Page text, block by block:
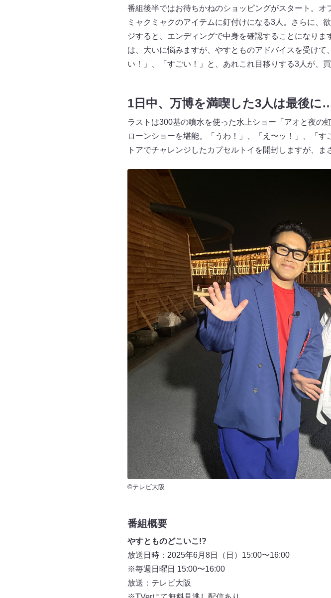
番組後半ではお待ちかねのショッピングがスタート。
ミャクミャクのアイテムに釘付けになる3人。さらに、
ジすると、エンディングで中身を確認することになり
は、大いに悩みますが、やすとものアドバイスを受け
い！」、「すごい！」と、あれこれ目移りする3人が、
1日中、万博を満喫した3人は最後に
ラストは300基の噴水を使った水上ショー「アオと夜の
ローンショーを堪能。「うわ！」、「え〜ッ！」、「
トアでチャレンジしたカプセルトイを開封しますが、
©テレビ大阪
番組概要
やすとものどこいこ!?
放送日時：2025年6⽉8日（日）15:00〜16:00
※毎週⽇曜⽇ 15:00〜16:00
放送：テレビ⼤阪